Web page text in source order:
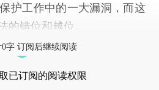
护工作中的一大漏洞，而这
的错位和越位。
字 订阅后继续阅读
已订阅的阅读权限